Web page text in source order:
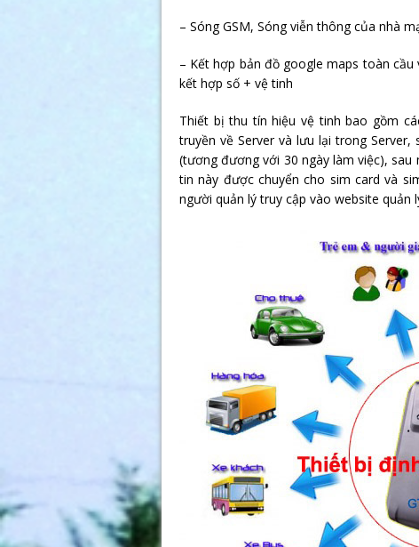
– Sóng GSM, Sóng viễn thông của nhà
– Kết hợp bản đồ google maps toàn
kết hợp số + vệ tinh
Thiết bị thu tín hiệu vệ tinh bao gồm
truyền về Server và lưu lại trong
(tương đương với 30 ngày làm việc),
tin này được chuyển cho sim card và
người quản lý truy cập vào website quản